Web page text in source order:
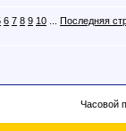
6 7 8 9 10
Последняя
Часовой